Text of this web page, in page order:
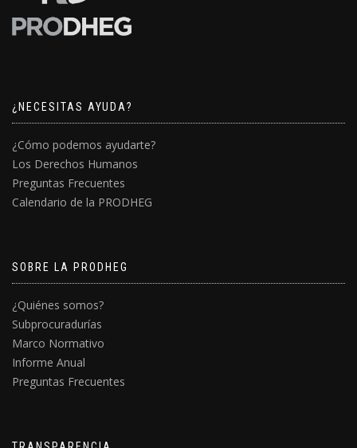
¿NECESITAS AYUDA?
¿Cómo podemos ayudarte?
Los Derechos Humanos
Preguntas Frecuentes
Calendario de la PRODHEG
SOBRE LA PRODHEG
¿Quiénes somos?
Subprocuradurías
Marco Normativo
Informe Anual
Preguntas Frecuentes